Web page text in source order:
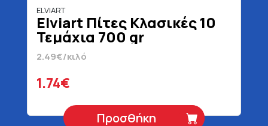
ELVIART
Elviart Πίτες Κλασικές 10
Τεμάχια 700 gr
2.49€/κιλό
1.74€
Προσθήκη